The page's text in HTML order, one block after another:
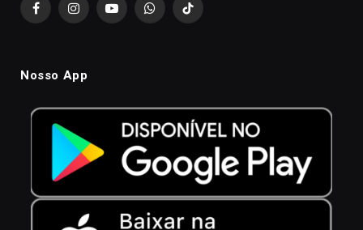
FacebookInstagramYouTubeWhatsAppTikTok
Nosso App